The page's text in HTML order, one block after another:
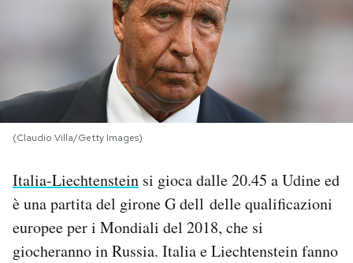
I MIEI PREFERITI
SHOP
AREA PERSONALE
(Claudio Villa/Getty Images)
Italia-Liechtenstein si gioca dalle 20.45 a Udine ed
è una partita del girone G dell delle qualificazioni
europee per i Mondiali del 2018, che si
giocheranno in Russia. Italia e Liechtenstein fanno